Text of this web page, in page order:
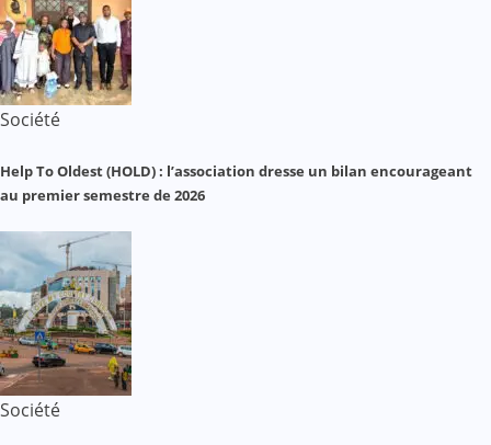
Société
Help To Oldest (HOLD) : l’association dresse un bilan encourageant
au premier semestre de 2026
Société